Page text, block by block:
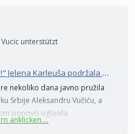
unterstützt
pa žestoko udarila na opoziciju: "Nesposobni, strani plaćenici..."
nekoliko dana javno pružila
Srbije Aleksandru Vučiću, a
ponovo oglasila.
anklicken....